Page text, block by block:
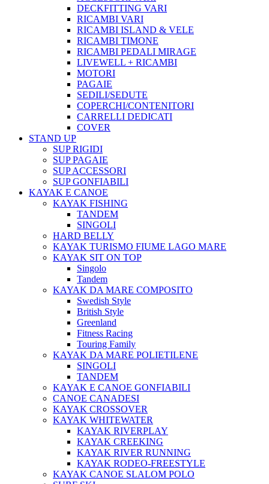
DECKFITTING VARI
RICAMBI VARI
RICAMBI ISLAND & VELE
RICAMBI TIMONE
RICAMBI PEDALI MIRAGE
LIVEWELL + RICAMBI
MOTORI
PAGAIE
SEDILI/SEDUTE
COPERCHI/CONTENITORI
CARRELLI DEDICATI
COVER
STAND UP
SUP RIGIDI
SUP PAGAIE
SUP ACCESSORI
SUP GONFIABILI
KAYAK E CANOE
KAYAK FISHING
TANDEM
SINGOLI
HARD BELLY
KAYAK TURISMO FIUME LAGO MARE
KAYAK SIT ON TOP
Singolo
Tandem
KAYAK DA MARE COMPOSITO
Swedish Style
British Style
Greenland
Fitness Racing
Touring Family
KAYAK DA MARE POLIETILENE
SINGOLI
TANDEM
KAYAK E CANOE GONFIABILI
CANOE CANADESI
KAYAK CROSSOVER
KAYAK WHITEWATER
KAYAK RIVERPLAY
KAYAK CREEKING
KAYAK RIVER RUNNING
KAYAK RODEO-FREESTYLE
KAYAK CANOE SLALOM POLO